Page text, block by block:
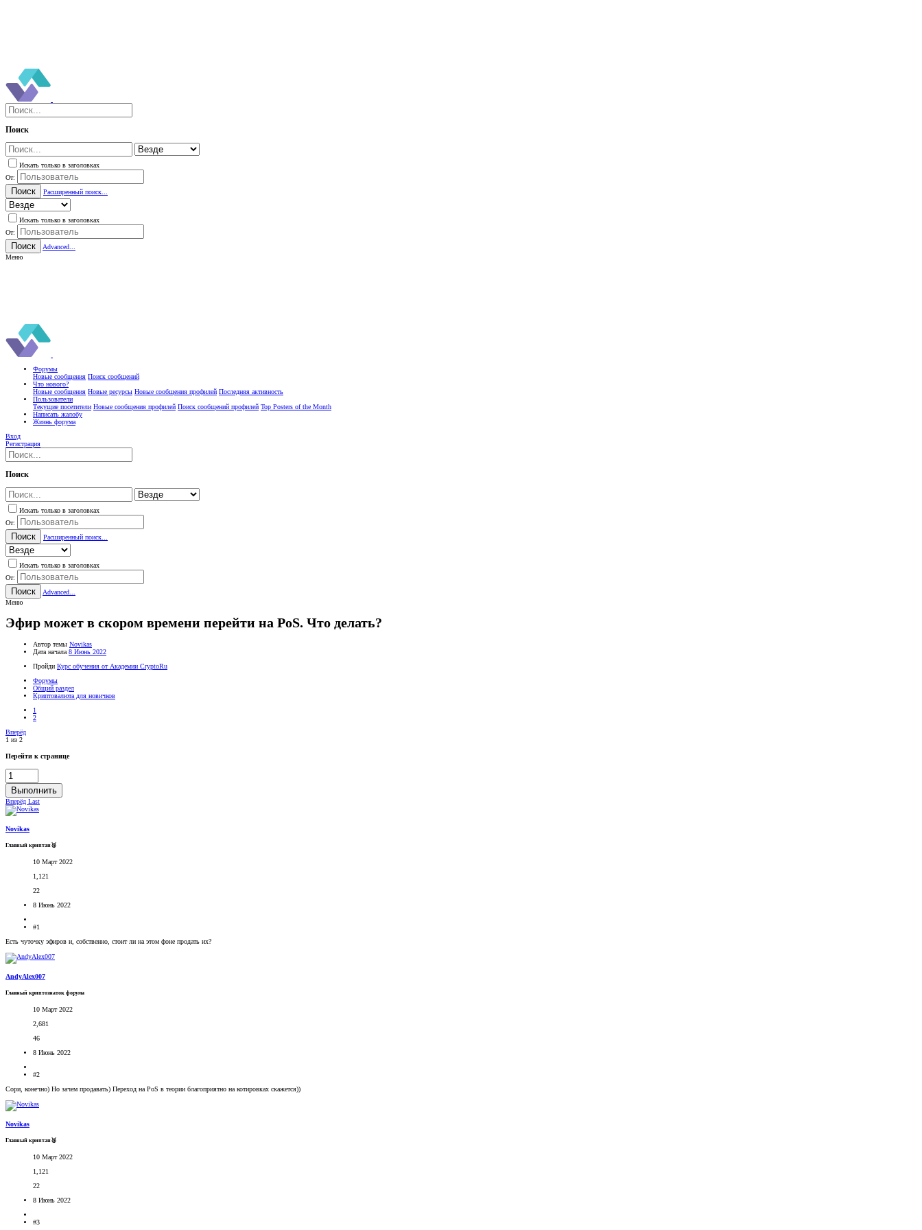
Поиск
Искать только в заголовках
От:
Поиск Расширенный поиск...
Искать только в заголовках
От:
Поиск
Advanced...
Меню
Форумы
Новые сообщения Поиск сообщений
Что нового?
Новые сообщения Новые ресурсы Новые сообщения профилей Последняя активность
Пользователи
Текущие посетители Новые сообщения профилей Поиск сообщений профилей Top Posters of the Month
Написать жалобу
Жизнь форума
Вход
Регистрация
Поиск
Искать только в заголовках
От:
Поиск Расширенный поиск...
Искать только в заголовках
От:
Поиск
Advanced...
Меню
Эфир может в скором времени перейти на PoS. Что делать?
Автор темы Novikas
Дата начала 8 Июнь 2022
Пройди Курс обучения от Академии CryptoRu
Форумы
Общий раздел
Криптовалюта для новичков
1
2
Вперёд
1 из 2
Перейти к странице
Выполнить
Вперёд Last
Novikas
Главный криптан🥈
10 Март 2022
1,121
22
8 Июнь 2022
#1
Есть чуточку эфиров и, собственно, стоит ли на этом фоне продать их?
AndyAlex007
Главный криптознаток форума
10 Март 2022
2,681
46
8 Июнь 2022
#2
Сори, конечно) Но зачем продавать) Переход на PoS в теории благоприятно на котировках скажется))
Novikas
Главный криптан🥈
10 Март 2022
1,121
22
8 Июнь 2022
#3